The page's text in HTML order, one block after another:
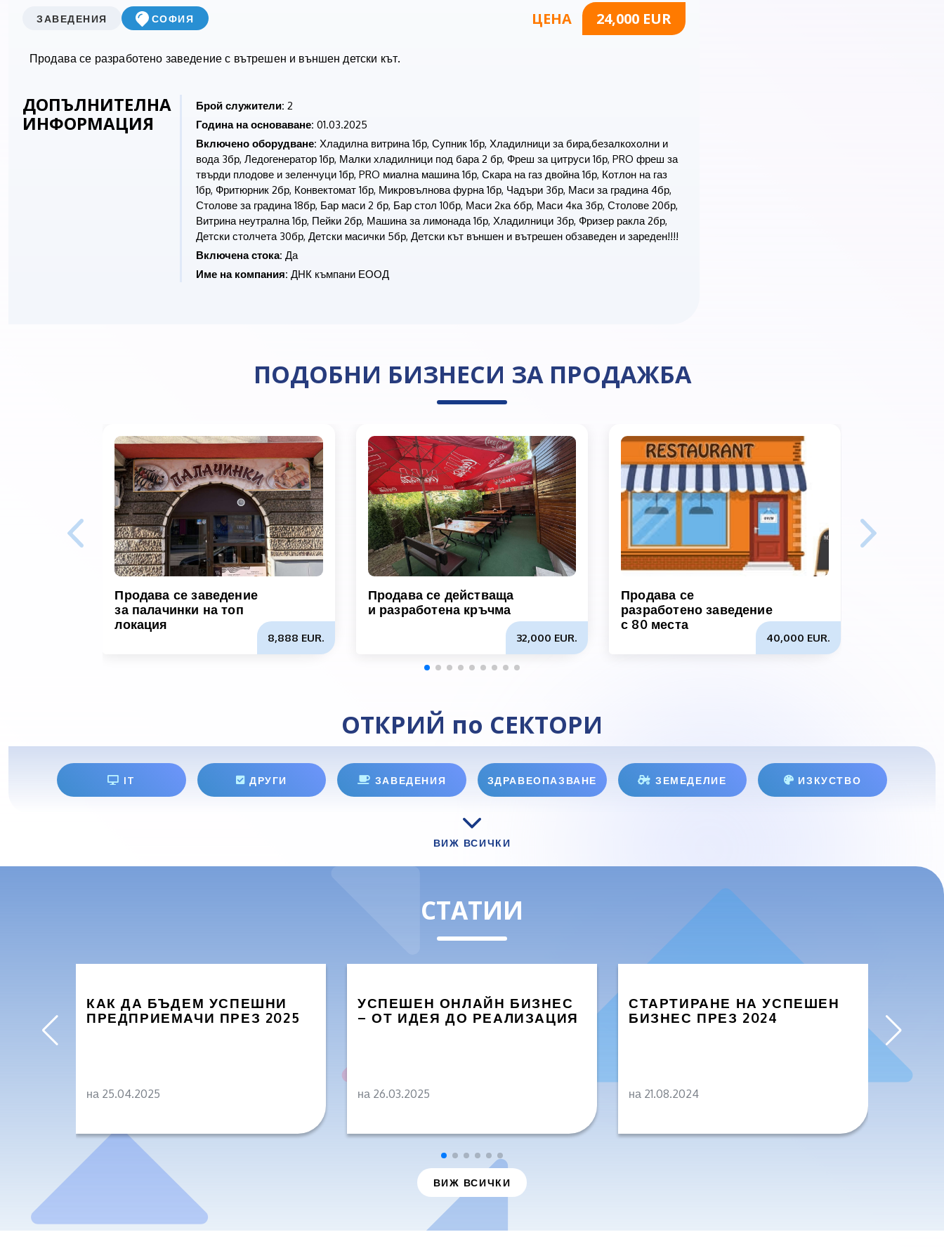
ЦЕНА 24,000 EUR
ЗАВЕДЕНИЯ СОФИЯ
Продава се разработено заведение с вътрешен и външен детски кът.
ДОПЪЛНИТЕЛНА
ИНФОРМАЦИЯ
Брой служители: 2
Година на основаване: 01.03.2025
Включено оборудване: Хладилна витрина 1бр, Супник 1бр, Хладилници за бира,безалкохолни и
вода 3бр, Ледогенератор 1бр, Малки хладилници под бара 2 бр, Фреш за цитруси 1бр, PRO фреш за
твърди плодове и зеленчуци 1бр, PRO миална машина 1бр, Скара на газ двойна 1бр, Котлон на газ
1бр, Фритюрник 2бр, Конвектомат 1бр, Микровълнова фурна 1бр, Чадъри 3бр, Маси за градина 4бр,
Столове за градина 18бр, Бар маси 2 бр, Бар стол 10бр, Маси 2ка 6бр, Маси 4ка 3бр, Столове 20бр,
Витрина неутрална 1бр, Пейки 2бр, Машина за лимонада 1бр, Хладилници 3бр, Фризер ракла 2бр,
Детски столчета 30бр, Детски масички 5бр, Детски кът външен и вътрешен обзаведен и зареден!!!!
Включена стока: Да
Име на компания: ДНК къмпани ЕООД
ПОДОБНИ БИЗНЕСИ ЗА ПРОДАЖБА
Продава се заведение
за палачинки на топ
локация
8,888 EUR.
Продава се действаща
и разработена кръчма
32,000 EUR.
Продава се
разработено заведение
с 80 места
40,000 EUR.
ОТКРИЙ по СЕКТОРИ
IT ДРУГИ ЗАВЕДЕНИЯ ЗДРАВЕОПАЗВАНЕ ЗЕМЕДЕЛИЕ ИЗКУСТВО
ВИЖ ВСИЧКИ
СТАТИИ
КАК ДА БЪДЕМ УСПЕШНИ
ПРЕДПРИЕМАЧИ ПРЕЗ 2025
на 25.04.2025
УСПЕШЕН ОНЛАЙН БИЗНЕС
– ОТ ИДЕЯ ДО РЕАЛИЗАЦИЯ
на 26.03.2025
СТАРТИРАНЕ НА УСПЕШЕН
БИЗНЕС ПРЕЗ 2024
на 21.08.2024
ВИЖ ВСИЧКИ